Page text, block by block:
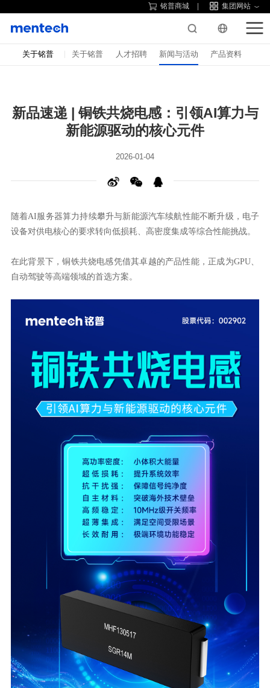
铭普商城 集团网站
关于铭普 关于铭普 人才招聘 新闻与活动 产品资料
新能源驱动的核心元件
2026-01-04
设备对供电核心的要求转向低损耗、高密度集成等综合性能挑战。
自动驾驶等高端领域的首选方案。